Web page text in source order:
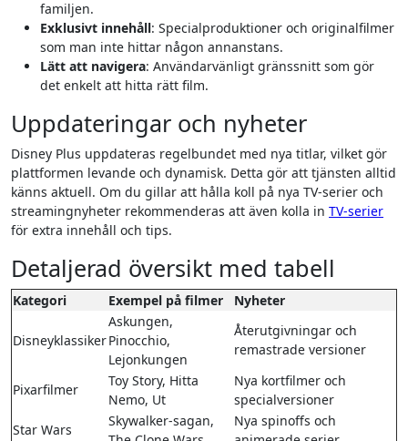
familjen.
Exklusivt innehåll: Specialproduktioner och originalfilmer
som man inte hittar någon annanstans.
Lätt att navigera: Användarvänligt gränssnitt som gör
det enkelt att hitta rätt film.
Uppdateringar och nyheter
Disney Plus uppdateras regelbundet med nya titlar, vilket gör
plattformen levande och dynamisk. Detta gör att tjänsten alltid
känns aktuell. Om du gillar att hålla koll på nya TV-serier och
streamingnyheter rekommenderas att även kolla in TV-serier
för extra innehåll och tips.
Detaljerad översikt med tabell
Kategori Exempel på filmer Nyheter
Disneyklassiker
Askungen,
Pinocchio,
Lejonkungen
Återutgivningar och
remastrade versioner
Pixarfilmer
Toy Story, Hitta
Nemo, Ut
Nya kortfilmer och
specialversioner
Star Wars
Skywalker-sagan,
Nya spinoffs och